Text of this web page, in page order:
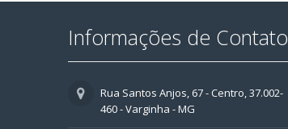
Informações de Contato
Rua Santos Anjos, 67 - Centro, 37.002-
460 - Varginha - MG